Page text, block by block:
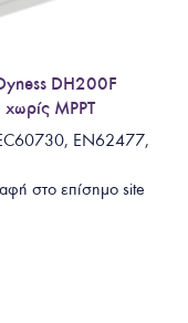
DH200F
MPPT
EN62477,
στο επίσημο site